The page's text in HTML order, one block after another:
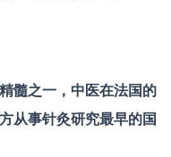
髓之一，中医在法国的
从事针灸研究最早的国